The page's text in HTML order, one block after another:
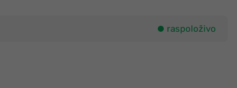
raspoloživo